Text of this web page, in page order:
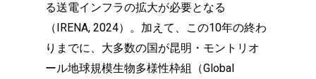
る送電インフラの拡大が必要となる
（IRENA, 2024）。加えて、この10年の終わ
りまでに、大多数の国が昆明・モントリオ
ール地球規模生物多様性枠組（Global